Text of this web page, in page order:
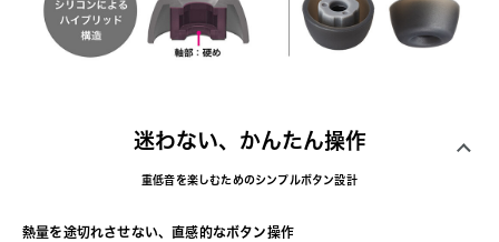
迷わない、かんたん操作
重低音を楽しむためのシンプルボタン設計
熱量を途切れさせない、直感的なボタン操作